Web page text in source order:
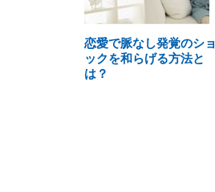
恋愛で脈なし発覚のショ
ックを和らげる方法と
は？